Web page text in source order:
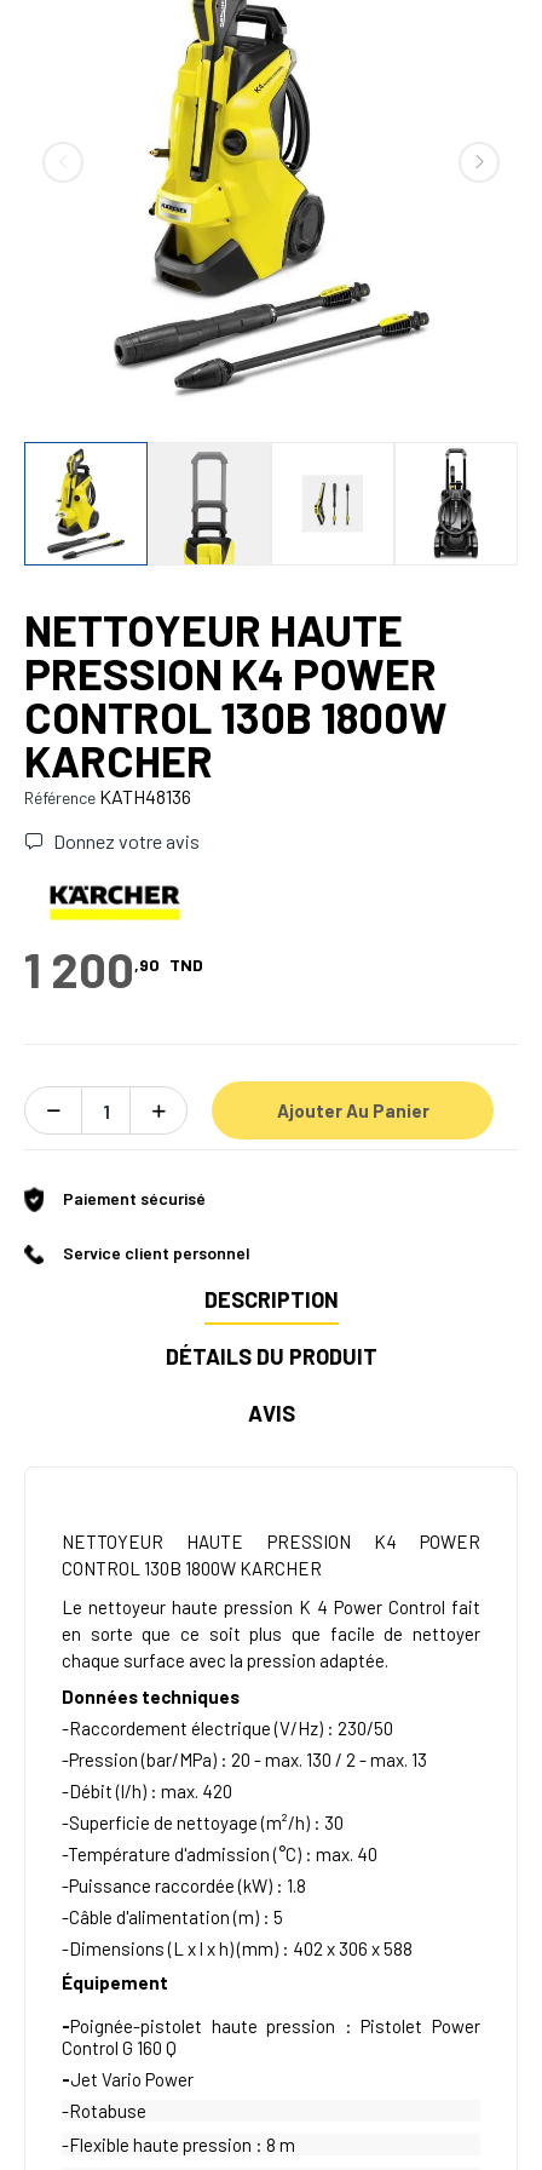
NETTOYEUR HAUTE
PRESSION K4 POWER
CONTROL 130B 1800W
KARCHER
Référence KATH48136
Donnez votre avis
1 200,90 TND
Ajouter Au Panier
Paiement sécurisé
Service client personnel
DESCRIPTION
DÉTAILS DU PRODUIT
AVIS
NETTOYEUR HAUTE PRESSION K4 POWER
CONTROL 130B 1800W KARCHER
Le nettoyeur haute pression K 4 Power Control fait
en sorte que ce soit plus que facile de nettoyer
chaque surface avec la pression adaptée.
Données techniques
-Raccordement électrique (V/Hz) : 230/50
-Pression (bar/MPa) : 20 - max. 130 / 2 - max. 13
-Débit (l/h) : max. 420
-Superficie de nettoyage (m²/h) : 30
-Température d'admission (°C) : max. 40
-Puissance raccordée (kW) : 1.8
-Câble d'alimentation (m) : 5
-Dimensions (L x l x h) (mm) : 402 x 306 x 588
Équipement
-Poignée-pistolet haute pression : Pistolet Power
Control G 160 Q
-Jet Vario Power
-Rotabuse
-Flexible haute pression : 8 m